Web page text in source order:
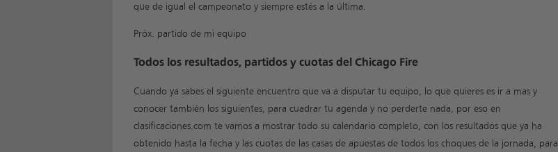
que de igual el campeonato y siempre estés a la última.
Próx. partido de mi equipo
Todos los resultados, partidos y cuotas del Chicago Fire
Cuando ya sabes el siguiente encuentro que va a disputar tu equipo, lo que quieres es ir a mas y
conocer también los siguientes, para cuadrar tu agenda y no perderte nada, por eso en
clasificaciones.com te vamos a mostrar todo su calendario completo, con los resultados que ya ha
obtenido hasta la fecha y las cuotas de las casas de apuestas de todos los choques de la jornada, para